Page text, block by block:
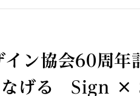
イン協会60周
なげる Sign